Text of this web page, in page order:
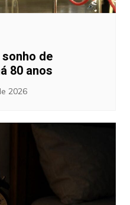
de
80 anos
2026